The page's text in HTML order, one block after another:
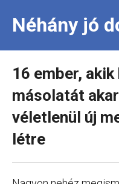
Néhány jó
16 ember,
másolatát
véletlenül új
létre